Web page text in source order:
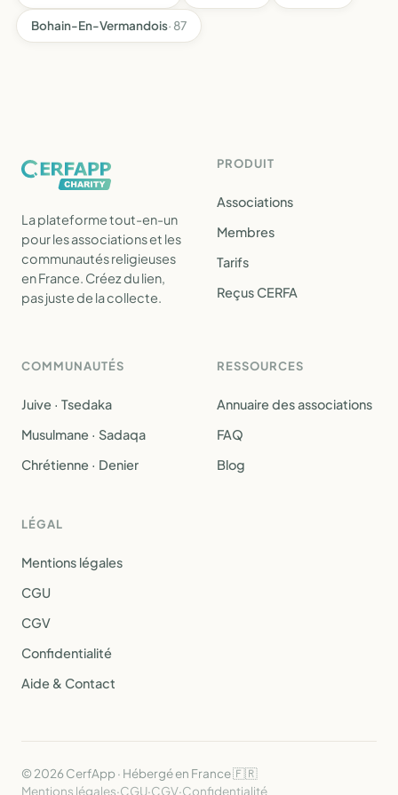
Bohain-En-Vermandois· 87
La plateforme tout-en-un
pour les associations et les
communautés religieuses
en France. Créez du lien,
pas juste de la collecte.
PRODUIT
Associations
Membres
Tarifs
Reçus CERFA
COMMUNAUTÉS
Juive · Tsedaka
Musulmane · Sadaqa
Chrétienne · Denier
RESSOURCES
Annuaire des associations
FAQ
Blog
LÉGAL
Mentions légales
CGU
CGV
Confidentialité
Aide & Contact
© 2026 CerfApp · Hébergé en France 🇫🇷
Mentions légales·CGU·CGV·Confidentialité